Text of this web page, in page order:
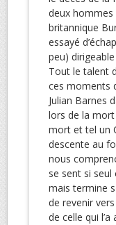
deux hommes
britannique
essayé
peu)
Tout le talent
ces moments
Julian Barnes
lors de la mort
mort et tel un
descente au
nous
se sent si
mais termine
de revenir
de celle qui